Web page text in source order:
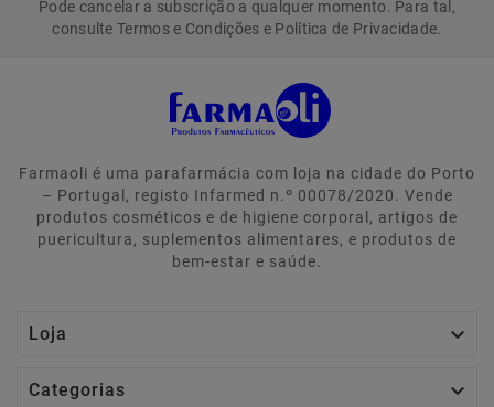
Pode cancelar a subscrição a qualquer momento. Para tal,
consulte Termos e Condições e Política de Privacidade.
Farmaoli é uma parafarmácia com loja na cidade do Porto
– Portugal, registo Infarmed n.º 00078/2020. Vende
produtos cosméticos e de higiene corporal, artigos de
puericultura, suplementos alimentares, e produtos de
bem-estar e saúde.
Loja 
Categorias 